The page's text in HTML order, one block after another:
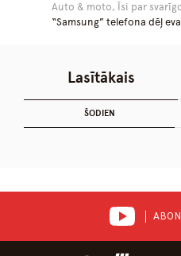
Auto & moto, Īsi par
“Samsung” telefona dēļ
Lasītākais
ŠODIEN